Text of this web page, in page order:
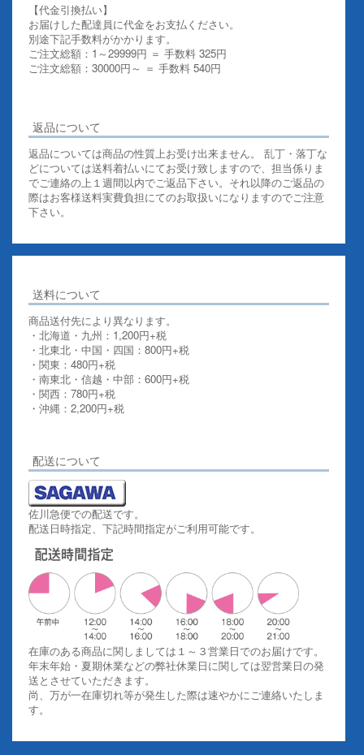
【代金引換払い】
お届けした配達員に代金をお支払ください。
別途下記手数料がかかります。
ご注文総額：1～29999円 ＝ 手数料 325円
ご注文総額：30000円～ ＝ 手数料 540円
返品について
返品については商品の性質上お受け出来ません。 乱丁・落丁な
どについては送料着払いにてお受け致しますので、担当係りま
でご連絡の上１週間以内でご返品下さい。それ以降のご返品の
際はお客様送料実費負担にてのお取扱いになりますのでご注意
下さい。
送料について
商品送付先により異なります。
・北海道・九州：1,200円+税
・北東北・中国・四国：800円+税
・関東：480円+税
・南東北・信越・中部：600円+税
・関西：780円+税
・沖縄：2,200円+税
配送について
佐川急便での配送です。
配送日時指定、下記時間指定がご利用可能です。
在庫のある商品に関しましては１～３営業日でのお届けです。
年末年始・夏期休業などの弊社休業日に関しては翌営業日の発
送とさせていただきます。
尚、万が一在庫切れ等が発生した際は速やかにご連絡いたしま
す。